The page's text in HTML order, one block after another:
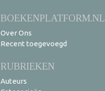
BOEKENPLATFORM.NL
Over Ons
Recent toegevoegd
RUBRIEKEN
Auteurs